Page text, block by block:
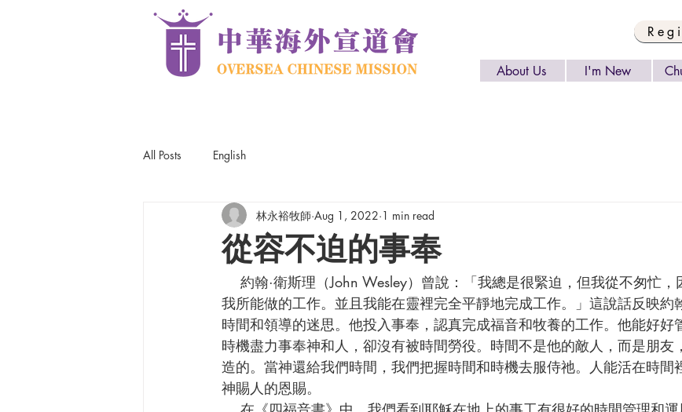
About Us I'm New
All Posts English
從容不迫的事奉
林永裕牧師 Aug 1, 2022 1 min read
我所能做的工作。並且我能在靈裡完全平靜地完成工作。」這說話反映約
時間和領導的迷思。他投入事奉，認真完成福音和牧養的工作。他能好好
時機盡力事奉神和人，卻沒有被時間勞役。時間不是他的敵人，而是朋友
造的。當神還給我們時間，我們把握時間和時機去服侍祂。人能活在時間
神賜人的恩賜。